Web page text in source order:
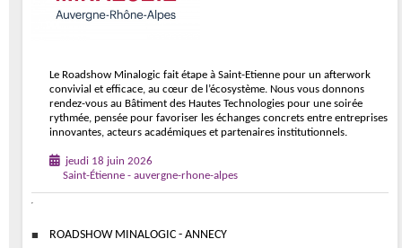
Le Roadshow Minalogic fait étape à Saint-Etienne pour un afterwork
convivial et efficace, au cœur de l’écosystème. Nous vous donnons
rendez-vous au Bâtiment des Hautes Technologies pour une soirée
rythmée, pensée pour favoriser les échanges concrets entre entreprises
innovantes, acteurs académiques et partenaires institutionnels.
jeudi 18 juin 2026
Saint-Étienne - auvergne-rhone-alpes
ROADSHOW MINALOGIC - ANNECY